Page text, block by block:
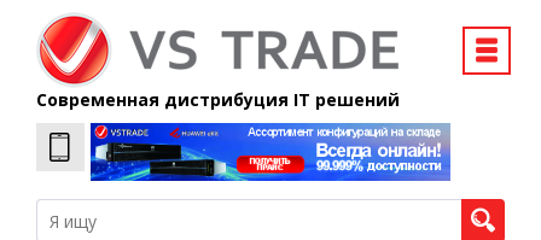
Современная дистрибуция IT решений